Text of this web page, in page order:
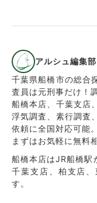
アルシュ編集部
千葉県船橋市の総合
査員は元刑事だけ！
船橋本店、千葉支店
浮気調査、素行調査
依頼に全国対応可能。
まずはお気軽に無料
船橋本店はJR船橋駅
千葉支店、柏支店
す。